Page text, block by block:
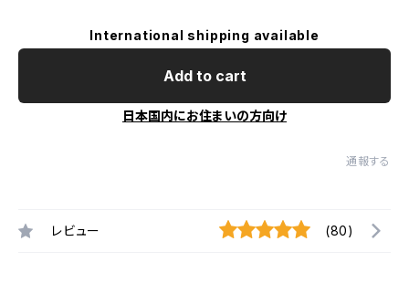
International shipping available
Add to cart
日本国内にお住まいの方向け
通報する
レビュー (80)